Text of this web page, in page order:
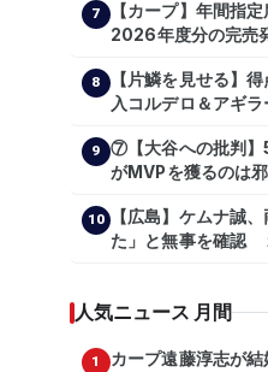
7
【カープ】年間指
2026年度分の完売
8
【片鱗を見せる】
入コルデロ＆アギラ
9
⑦【大谷への批判
がMVPを獲るのは
【shoheiohtani】
彦】【広島東洋カ
10
【広島】ケムナ誠
た」と無事を確認
人気ニュース 月間
1
カープ遠藤淳志が